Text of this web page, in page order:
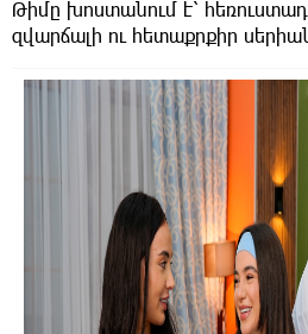
Թիմը խոստանում է՝
զվարճալի ու հետաքրքիր